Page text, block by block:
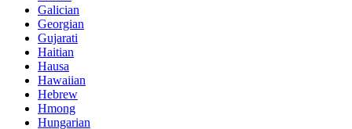
Galician
Georgian
Gujarati
Haitian
Hausa
Hawaiian
Hebrew
Hmong
Hungarian